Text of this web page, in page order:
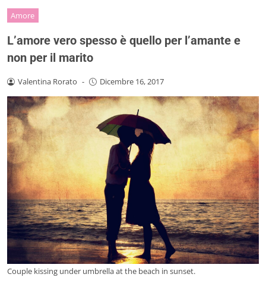
Amore
L’amore vero spesso è quello per l’amante e
non per il marito
Valentina Rorato - Dicembre 16, 2017
Couple kissing under umbrella at the beach in sunset.